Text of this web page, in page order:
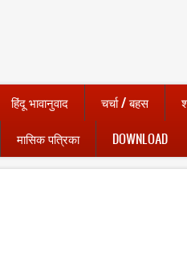
हिंदू भावानुवाद चर्चा / बहस
मासिक पत्रिका DOWNLOAD